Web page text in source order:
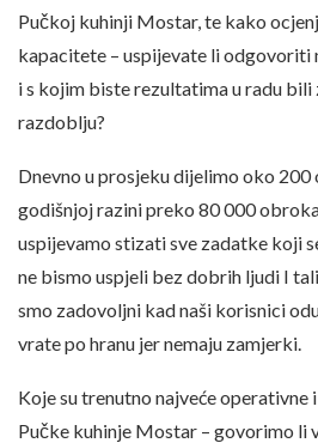
Pučkoj kuhinji Mostar, te kako
kapacitete – uspijevate li odgovoriti
i s kojim biste rezultatima u radu bili
razdoblju?
Dnevno u prosjeku dijelimo oko 200
godišnjoj razini preko 80 000
uspijevamo stizati sve zadatke koji
ne bismo uspjeli bez dobrih ljudi I
smo zadovoljni kad naši korisnici
vrate po hranu jer nemaju zamjerki.
Koje su trenutno najveće
Pučke kuhinje Mostar – govorimo li